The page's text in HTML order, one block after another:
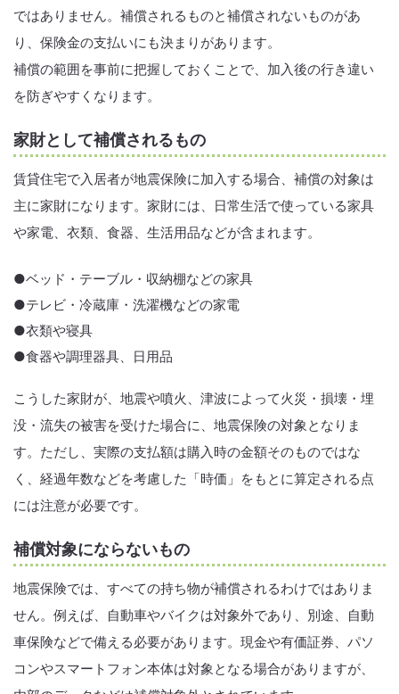
ではありません。補償されるものと補償されないものがあ
り、保険金の支払いにも決まりがあります。
補償の範囲を事前に把握しておくことで、加入後の行き違い
を防ぎやすくなります。
家財として補償されるもの
賃貸住宅で入居者が地震保険に加入する場合、補償の対象は
主に家財になります。家財には、日常生活で使っている家具
や家電、衣類、食器、生活用品などが含まれます。
●ベッド・テーブル・収納棚などの家具
●テレビ・冷蔵庫・洗濯機などの家電
●衣類や寝具
●食器や調理器具、日用品
こうした家財が、地震や噴火、津波によって火災・損壊・埋
没・流失の被害を受けた場合に、地震保険の対象となりま
す。ただし、実際の支払額は購入時の金額そのものではな
く、経過年数などを考慮した「時価」をもとに算定される点
には注意が必要です。
補償対象にならないもの
地震保険では、すべての持ち物が補償されるわけではありま
せん。例えば、自動車やバイクは対象外であり、別途、自動
車保険などで備える必要があります。現金や有価証券、パソ
コンやスマートフォン本体は対象となる場合がありますが、